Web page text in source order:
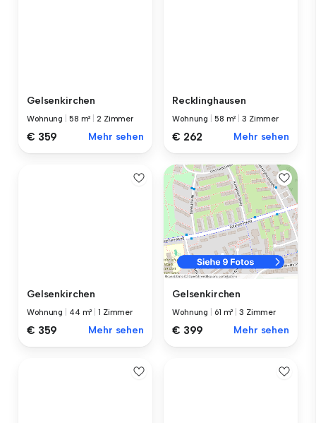
Gelsenkirchen
Wohnung 58 m² |2 Zimmer
€ 359 Mehr sehen
Recklinghausen
Wohnung 58 m² |3 Zimmer
€ 262 Mehr sehen
Gelsenkirchen
Wohnung 44 m² |1 Zimmer
€ 359 Mehr sehen
Gelsenkirchen
Wohnung 61 m² |3 Zimmer
€ 399 Mehr sehen